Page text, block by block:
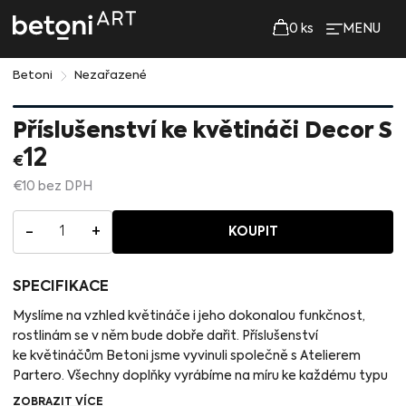
0 ks MENU
Betoni Nezařazené
Příslušenství ke květináči Decor S
€12
€10 bez DPH
- 1 + KOUPIT
SPECIFIKACE
Myslíme na vzhled květináče i jeho dokonalou funkčnost,
rostlinám se v něm bude dobře dařit. Příslušenství
ke květináčům Betoni jsme vyvinuli společně s Atelierem
Partero. Všechny doplňky vyrábíme na míru ke každému typu
a rozměru květináče. Jejich kombinování je jednoduché
ZOBRAZIT VÍCE